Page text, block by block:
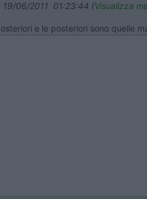
19/06/2011 01:23:44 (Visualizza
e le posteriori sono quelle